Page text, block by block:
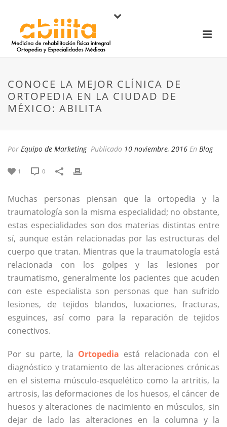
CONOCE LA MEJOR CLÍNICA DE
ORTOPEDIA EN LA CIUDAD DE
MÉXICO: ABILITA
Por Equipo de Marketing Publicado 10 noviembre, 2016 En Blog
1 0
Muchas personas piensan que la ortopedia y la
traumatología son la misma especialidad; no obstante,
estas especialidades son dos materias distintas entre
sí, aunque están relacionadas por las estructuras del
cuerpo que tratan. Mientras que la traumatología está
relacionada con los golpes y las lesiones por
traumatismo, generalmente los pacientes que acuden
con este especialista son personas que han sufrido
lesiones, de tejidos blandos, luxaciones, fracturas,
esguinces, así como para la reparación de tejidos
conectivos.
Por su parte, la Ortopedia está relacionada con el
diagnóstico y tratamiento de las alteraciones crónicas
en el sistema músculo-esquelético como la artritis, la
artrosis, las deformaciones de los huesos, el cáncer de
huesos y alteraciones de nacimiento en músculos, sin
dejar de lado las alteraciones en la columna y la